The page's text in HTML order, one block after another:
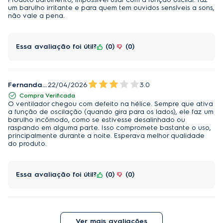
Ideal para quem busca conforto térmico sem abrir mão do silêncio no
Fácil limpeza e manutenção
a dia ajuda a manter o desempenho do ventilador e contribui para um
ar mais limpo no ambiente.
Versatilidade em qualquer estação
Além de refrescar no verão, o ventilador auxilia na circulação do ar em
ambiente e melhora a sensação térmica ao longo do ano. Uma
um barulho irritante e para quem tem ouvidos sensíveis a sons,
não vale a pena.
Essa avaliação foi útil? 0 0
Fernanda G.22/04/2026 3.0
Compra Verificada
O ventilador chegou com defeito na hélice. Sempre que ativa
a função de oscilação (quando gira para os lados), ele faz um
barulho incômodo, como se estivesse desalinhado ou
raspando em alguma parte. Isso compromete bastante o uso,
principalmente durante a noite. Esperava melhor qualidade
do produto.
Essa avaliação foi útil? 0 0
Ver mais avaliações